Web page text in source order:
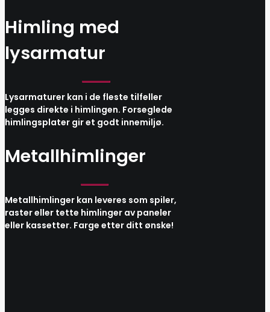
Himling med
lysarmatur
Lysarmaturer kan i de fleste tilfeller
legges direkte i himlingen. Forseglede
himlingsplater gir et godt innemiljø.
Metallhimlinger
Metallhimlinger kan leveres som spiler,
raster eller tette himlinger av paneler
eller kassetter. Farge etter ditt ønske!